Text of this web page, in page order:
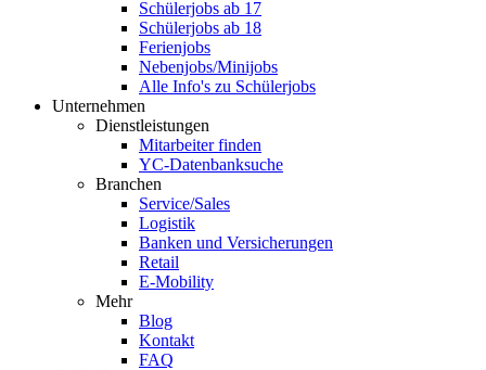
Schülerjobs ab 17
Schülerjobs ab 18
Ferienjobs
Nebenjobs/Minijobs
Alle Info's zu Schülerjobs
Unternehmen
Dienstleistungen
Mitarbeiter finden
YC-Datenbanksuche
Branchen
Service/Sales
Logistik
Banken und Versicherungen
Retail
E-Mobility
Mehr
Blog
Kontakt
FAQ